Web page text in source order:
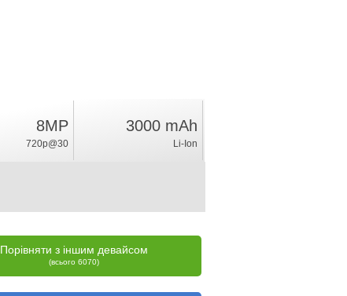
8MP
720p@30
3000 mAh
Li-Ion
Порівняти з іншим девайсом
(всього 6070)